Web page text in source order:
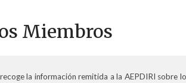
Miembros
la información remitida a la AEPDIRI